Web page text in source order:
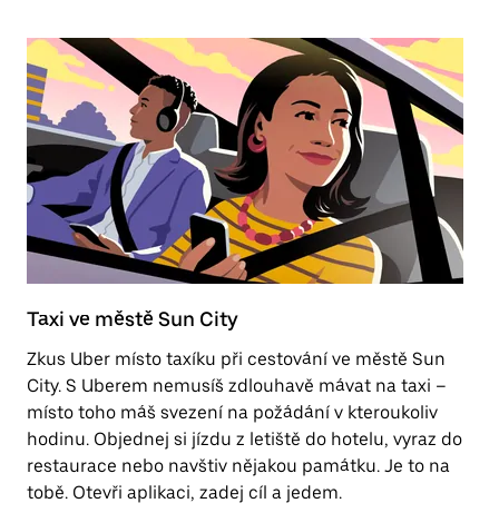
Taxi ve městě Sun City
Zkus Uber místo taxíku při cestování ve městě Sun
City. S Uberem nemusíš zdlouhavě mávat na taxi –
místo toho máš svezení na požádání v kteroukoliv
hodinu. Objednej si jízdu z letiště do hotelu, vyraz do
restaurace nebo navštiv nějakou památku. Je to na
tobě. Otevři aplikaci, zadej cíl a jedem.